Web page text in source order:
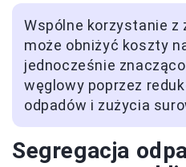
Wspólne korzystanie z
może obniżyć koszty
jednocześnie
węglowy poprzez
odpadów i zużycia
Segregacja